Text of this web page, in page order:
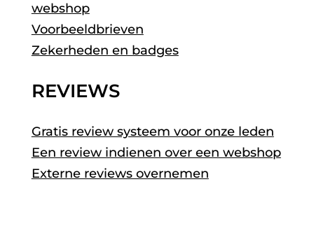
webshop
Voorbeeldbrieven
Zekerheden en badges
REVIEWS
Gratis review systeem voor onze leden
Een review indienen over een webshop
Externe reviews overnemen